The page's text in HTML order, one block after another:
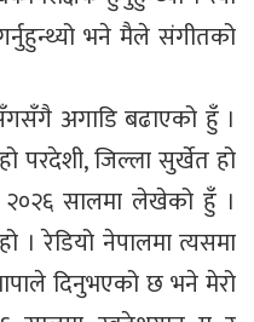
भने मैले संगीतको
अगाडि बढाएको हुँ ।
परदेशी, जिल्ला सुर्खेत हो
२०२६ सालमा लेखेको हुँ ।
। रेडियो नेपालमा त्यसमा
दिनुभएको छ भने मेरो